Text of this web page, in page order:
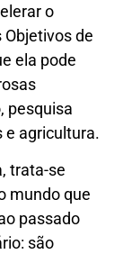
o
de
ela pode
pesquisa
e agricultura.
trata-se
mundo que
passado
são